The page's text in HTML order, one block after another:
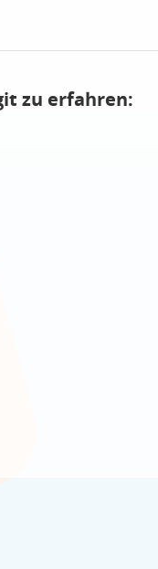
zu erfahren: